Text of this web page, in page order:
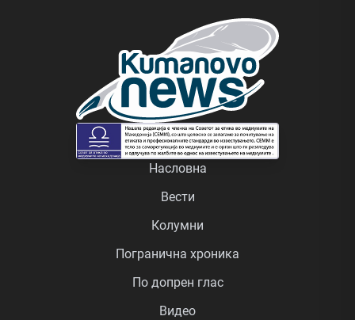
Насловна
Вести
Колумни
Погранична хроника
По допрен глас
Видео